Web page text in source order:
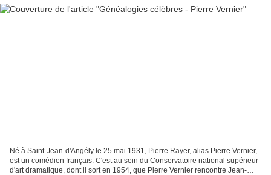
Né à Saint-Jean-d'Angély le 25 mai 1931, Pierre Rayer, alias Pierre Vernier,
est un comédien français. C'est au sein du Conservatoire national supérieur
d'art dramatique, dont il sort en 1954, que Pierre Vernier rencontre Jean-